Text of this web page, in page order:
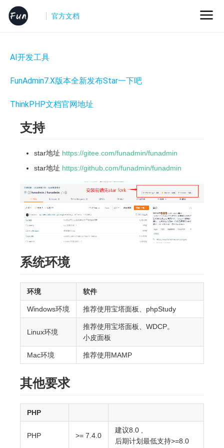
官方文档
AI开发工具
FunAdmin7.X版本全新发布Star一下吧
ThinkPHP文档官网地址
支持
star地址 https://gitee.com/funadmin/funadmin
star地址 https://github.com/funadmin/funadmin
系统环境
环境 软件
Windows环境 推荐使用宝塔面板、phpStudy
Linux环境
推荐使用宝塔面板、WDCP。
小皮面板
Mac环境 推荐使用MAMP
其他要求
PHP
PHP >= 7.4.0
建议8.0 ,
后期计划最低支持>=8.0